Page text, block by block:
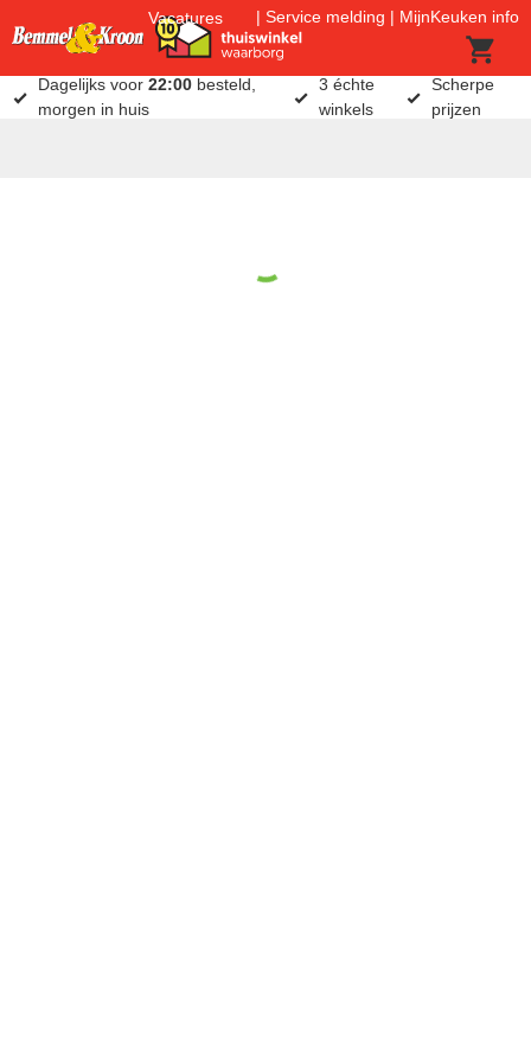
Vacatures Service melding MijnKeuken info
Dagelijks voor22:00 besteld,
morgen in huis
3 échte
winkels
Scherpe
prijzen